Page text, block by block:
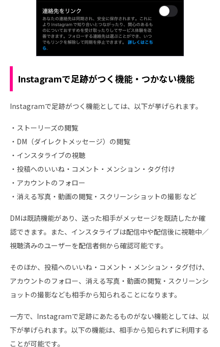
Instagramで足跡がつく機能・つかない機能
Instagramで足跡がつく機能としては、以下が挙げられます。
・ストーリーズの閲覧
・DM（ダイレクトメッセージ）の閲覧
・インスタライブの視聴
・投稿へのいいね・コメント・メンション・タグ付け
・アカウントのフォロー
・消える写真・動画の閲覧・スクリーンショットの撮影 など
DMは既読機能があり、送った相手がメッセージを既読したか確
認できます。また、インスタライブは配信中や配信後に視聴中／
視聴済みのユーザーを配信者側から確認可能です。
そのほか、投稿へのいいね・コメント・メンション・タグ付け、
アカウントのフォロー、消える写真・動画の閲覧・スクリーンシ
ョットの撮影なども相手から知られることになります。
一方で、Instagramで足跡にあたるものがない機能としては、以
下が挙げられます。以下の機能は、相手から知られずに利用する
ことが可能です。